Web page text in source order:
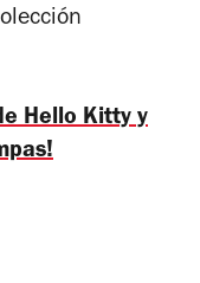
Hello Kitty y